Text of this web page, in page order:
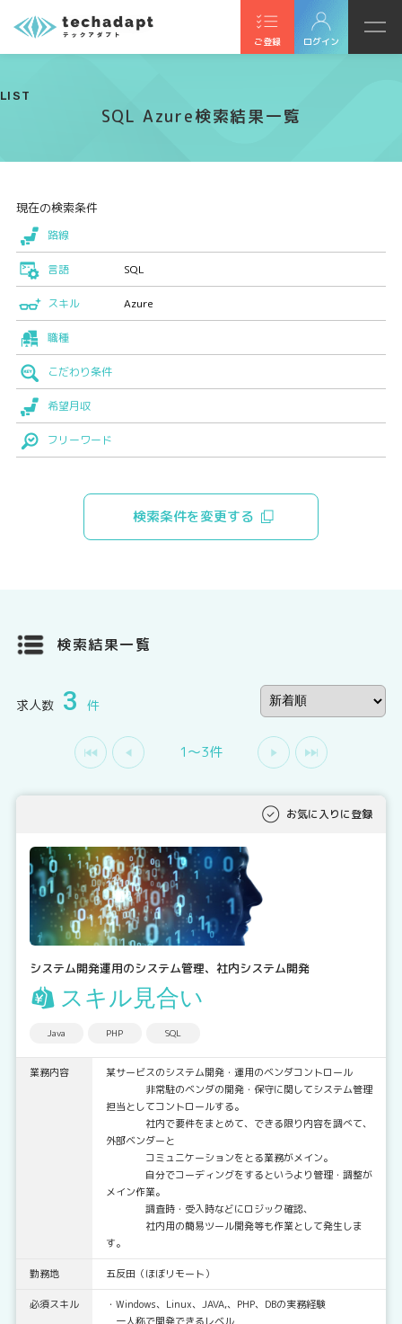
ご登録 ログイン
LIST
SQL Azure検索結果一覧
現在の検索条件
路線
言語 SQL
スキル Azure
職種
こだわり条件
希望月収
フリーワード
検索条件を変更する
検索結果一覧
求人数 3 件
1〜3件
お気に入りに登録
システム開発運用のシステム管理、社内システム開発
スキル見合い
Java PHP SQL
業務内容
某サービスのシステム開発・運用のベンダコントロール
非常駐のベンダの開発・保守に関してシステム管理
担当としてコントロールする。
社内で要件をまとめて、できる限り内容を調べて、
外部ベンダーと
コミュニケーションをとる業務がメイン。
自分でコーディングをするというより管理・調整が
メイン作業。
調査時・受入時などにロジック確認、
社内用の簡易ツール開発等も作業として発生しま
す。
勤務地 五反田（ほぼリモート）
必須スキル
・Windows、Linux、JAVA,、PHP、DBの実務経験